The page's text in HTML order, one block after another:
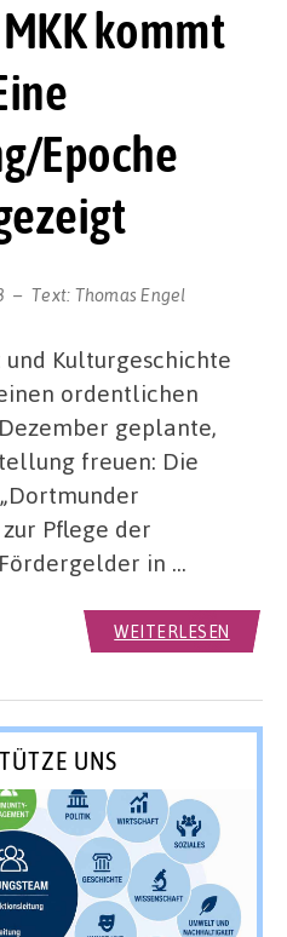
kommt
Epoche
Text: Thomas Engel
und Kulturgeschichte
ordentlichen
geplante,
freuen: Die
Pflege der
in …
WEITERLESEN
UNS